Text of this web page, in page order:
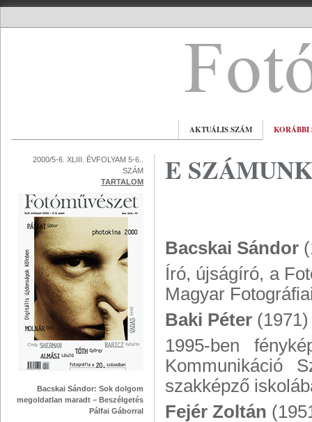
AKTUÁLIS SZÁM KORÁBBI
2000/5-6. XLIII. ÉVFOLYAM 5-6..
SZÁM
TARTALOM
Bacskai Sándor: Sok dolgom
megoldatlan maradt – Beszélgetés
Pálfai Gáborral
E
Bacskai Sándor
Író, újságíró, a
Magyar
Baki Péter (1971)
1995-ben
Kommunikáció
szakképző
Fejér Zoltán